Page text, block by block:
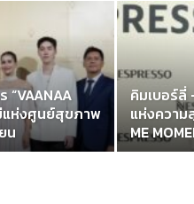
“VAANAA
แห่งศูนย์สุขภาพ
น
คิมเบอร์
แห่งความ
ME